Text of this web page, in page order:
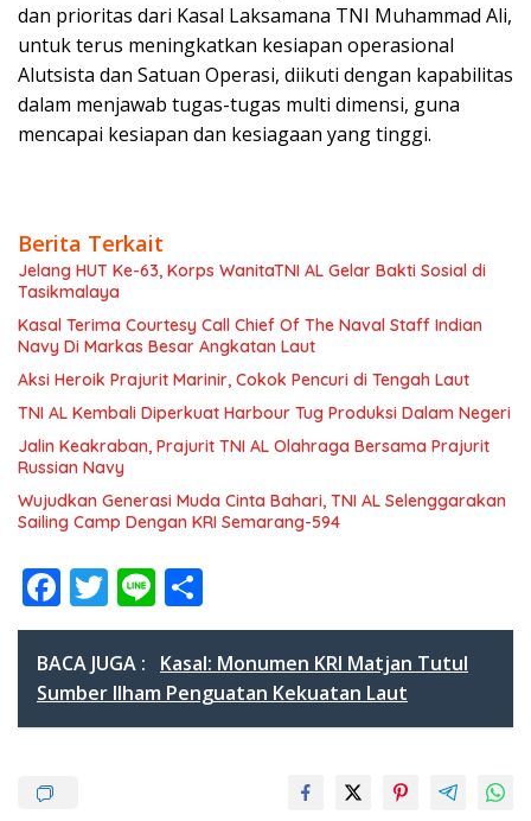
dan prioritas dari Kasal Laksamana TNI Muhammad Ali,
untuk terus meningkatkan kesiapan operasional
Alutsista dan Satuan Operasi, diikuti dengan kapabilitas
dalam menjawab tugas-tugas multi dimensi, guna
mencapai kesiapan dan kesiagaan yang tinggi.
Berita Terkait
Jelang HUT Ke-63, Korps WanitaTNI AL Gelar Bakti Sosial di
Tasikmalaya
Kasal Terima Courtesy Call Chief Of The Naval Staff Indian
Navy Di Markas Besar Angkatan Laut
Aksi Heroik Prajurit Marinir, Cokok Pencuri di Tengah Laut
TNI AL Kembali Diperkuat Harbour Tug Produksi Dalam Negeri
Jalin Keakraban, Prajurit TNI AL Olahraga Bersama Prajurit
Russian Navy
Wujudkan Generasi Muda Cinta Bahari, TNI AL Selenggarakan
Sailing Camp Dengan KRI Semarang-594
F
ac
e
b
o
T
w
itt
er
Li
n
e
h
ar
e
BACA JUGA :
Kasal: Monumen KRI Matjan Tutul
Sumber Ilham Penguatan Kekuatan Laut